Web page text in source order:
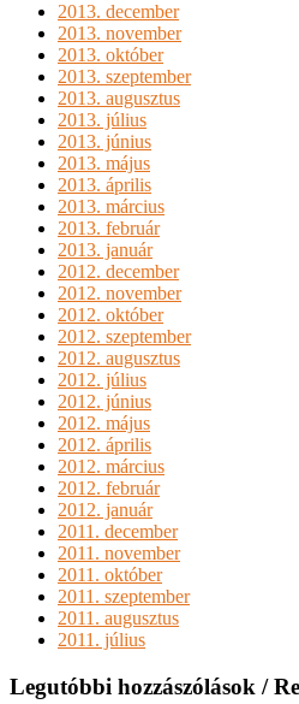
2013. december
2013. november
2013. október
2013. szeptember
2013. augusztus
2013. július
2013. június
2013. május
2013. április
2013. március
2013. február
2013. január
2012. december
2012. november
2012. október
2012. szeptember
2012. augusztus
2012. július
2012. június
2012. május
2012. április
2012. március
2012. február
2012. január
2011. december
2011. november
2011. október
2011. szeptember
2011. augusztus
2011. július
Legutóbbi hozzászólások /